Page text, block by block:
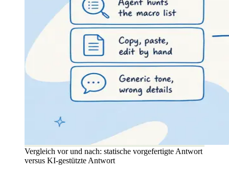
Vergleich vor und nach: statische vorgefertigte Antwort
versus KI-gestützte Antwort